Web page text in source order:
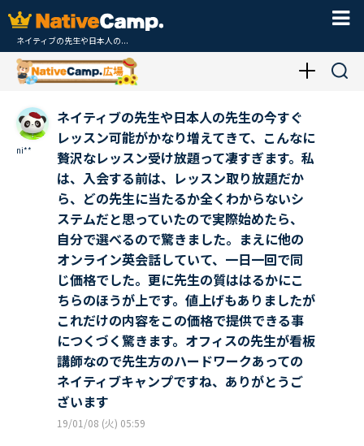
ネイティブの先生や日本人の...
ni**
ネイティブの先生や日本人の先生の今すぐ
レッスン可能がかなり増えてきて、こんなに
贅沢なレッスン受け放題って凄すぎます。私
は、入会する前は、レッスン取り放題だか
ら、どの先生に当たるか全くわからないシ
ステムだと思っていたので実際始めたら、
自分で選べるので驚きました。まえに他の
オンライン英会話していて、一日一回で同
じ価格でした。更に先生の質ははるかにこ
ちらのほうが上です。値上げもありましたが
これだけの内容をこの価格で提供できる事
につくづく驚きます。オフィスの先生が看板
講師なので先生方のハードワークあっての
ネイティブキャンプですね、ありがとうご
ざいます
19/01/08 (火) 05:59